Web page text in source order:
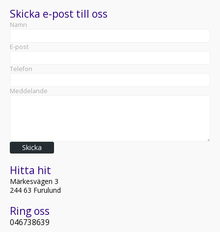
Skicka e-post till oss
Namn
E-post
Telefon
Meddelande
Skicka
Hitta hit
Märkesvägen 3
244 63 Furulund
Ring oss
046738639